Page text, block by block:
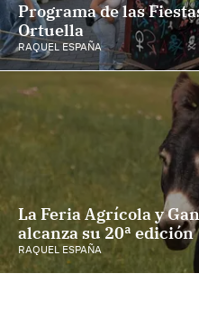
Programa de las
Ortuella
RAQUEL ESPAÑA
La Feria Agrícola y
alcanza su 20ª edición
RAQUEL ESPAÑA